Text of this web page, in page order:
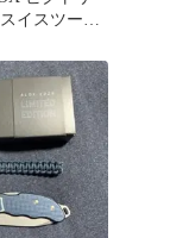
イスツー